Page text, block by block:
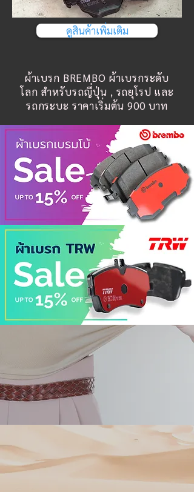
ดูสินค้าเพิ่มเติม
ผ้าเบรก BREMBO ผ้าเบรกระดับ
โลก สำหรับรถญี่ปุ่น , รถยุโรป และ
รถกระบะ ราคาเริ่มต้น 900 บาท